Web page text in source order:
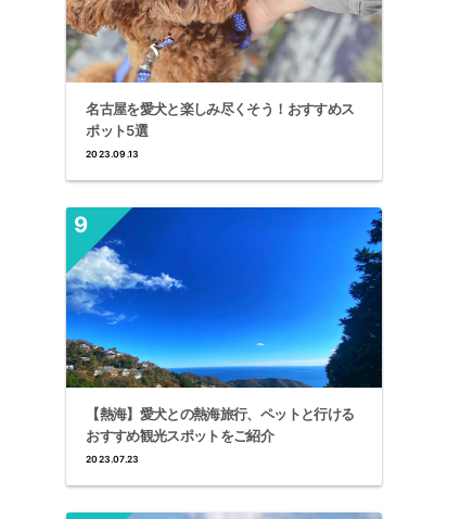
名古屋を愛犬と楽しみ尽くそう！おすすめス
ポット5選
2023.09.13
【熱海】愛犬との熱海旅行、ペットと行ける
おすすめ観光スポットをご紹介
2023.07.23